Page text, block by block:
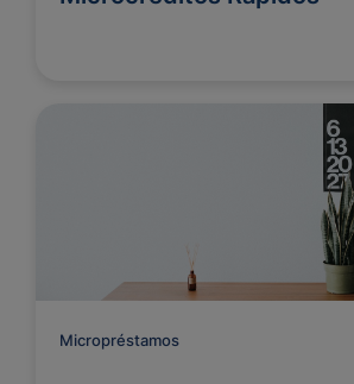
Micropréstamos